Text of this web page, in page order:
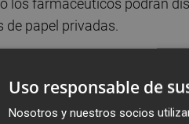
de papel privadas.
instrumento de
en beneficio del
al paciente y evita la
Uso responsable de
Nosotros y nuestros socios